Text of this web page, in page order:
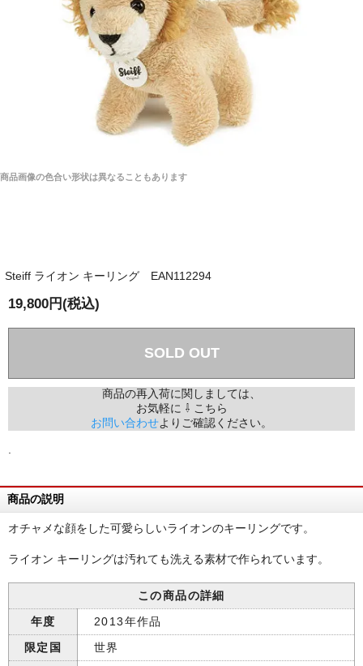
商品画像の色合い形状は異なることもあります
Steiff ライオン キーリング EAN112294
19,800円(税込)
SOLD OUT
商品の再入荷に関しましては、
お気軽に ⇩ こちら
お問い合わせよりご確認ください。
商品の説明
オチャメな顔をした可愛らしいライオンのキーリングです。
ライオン キーリングは汚れても洗える素材で作られています。
この商品の詳細
年度
2013年作品
限定国
世界